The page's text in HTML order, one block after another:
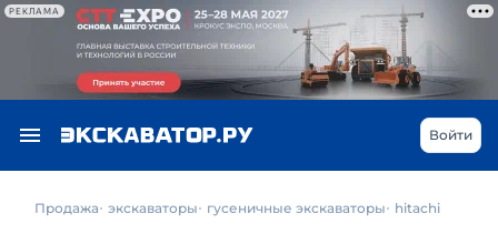
РЕКЛАМА
Войти
Продажа экскаваторы гусеничные экскаваторы hitachi